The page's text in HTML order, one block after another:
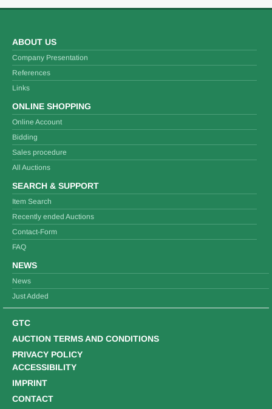
ABOUT US
Company Presentation
References
Links
ONLINE SHOPPING
Online Account
Bidding
Sales procedure
All Auctions
SEARCH & SUPPORT
Item Search
Recently ended Auctions
Contact-Form
FAQ
NEWS
News
Just Added
GTC
AUCTION TERMS AND CONDITIONS
PRIVACY POLICY
ACCESSIBILITY
IMPRINT
CONTACT